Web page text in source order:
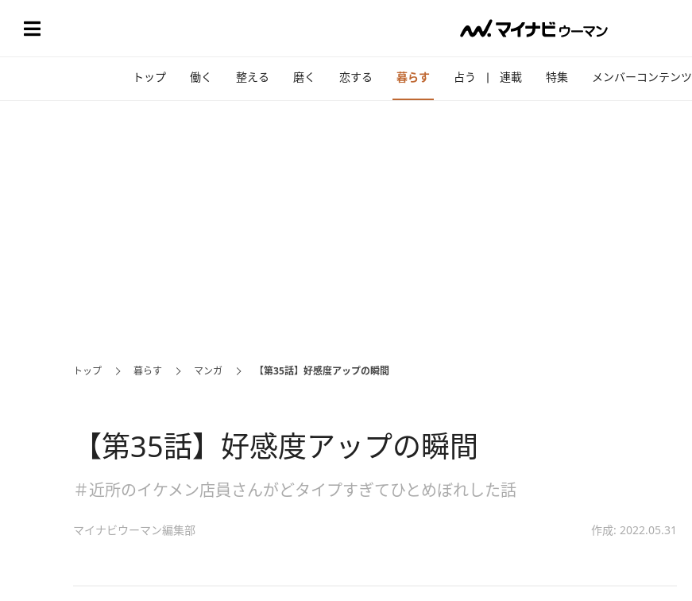
トップ 働く 整える 磨く 恋する 暮らす 占う 連載 特集 メンバーコンテンツ
トップ 暮らす マンガ 【第35話】好感度アップの瞬間
【第35話】好感度アップの瞬間
＃近所のイケメン店員さんがどタイプすぎてひとめぼれした話
マイナビウーマン編集部 作成: 2022.05.31